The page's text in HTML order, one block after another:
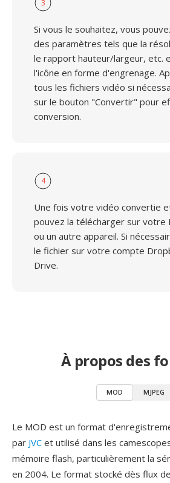
3
Si vous le souhaitez, vous
des paramètres tels que la
le rapport hauteur/largeur, etc.
l'icône en forme d'engrenage.
tous les fichiers vidéo si
sur le bouton "Convertir" pour
conversion.
4
Une fois votre vidéo convertie
pouvez la télécharger sur votre
ou un autre appareil. Si
le fichier sur votre compte
Drive.
À propos des
MOD MJPEG
Le MOD est un format
par JVC et utilisé dans les
mémoire flash, particulièrement la
en 2004. Le format stocké dès flux